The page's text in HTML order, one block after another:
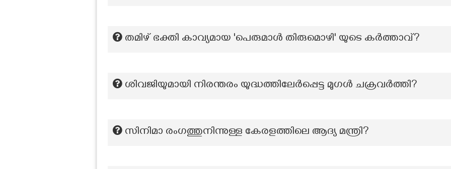
തമിഴ് ഭക്തി കാവ്യമായ 'പെരുമാൾ തിരുമൊഴി' യുടെ കർത്താവ്?
ശിവജിയുമായി നിരന്തരം യുദ്ധത്തിലേർപ്പെട്ട മുഗൾ ചക്രവർത്തി?
സിനിമാ രംഗത്തുനിന്നുള്ള കേരളത്തിലെ ആദ്യ മന്ത്രി?